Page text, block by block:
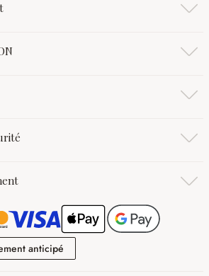
anticipé